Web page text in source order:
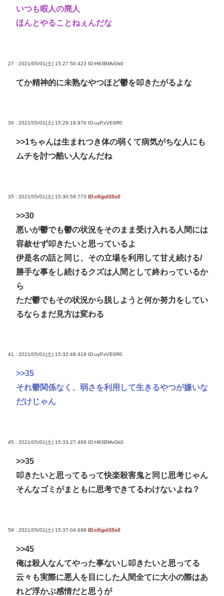
いつも暇人の廃人
ほんとやることねぇんだな
27 : 2021/05/01(土) 15:27:50.423 ID:H93BMvGk0
てか精神的に未熟なやつほど鬱を叩きたがるよな
30 : 2021/05/01(土) 15:29:18.876 ID:uyPzVE6R0
>>1ちゃんは生まれつき体の弱くて病気がちな人にも
ムチを討つ酷い人なんだね
35 : 2021/05/01(土) 15:30:59.773 ID:cKgol35x0
>>30
悪いが鬱でも鬱の状況をそのまま受け入れる人間には
容赦せず叩きたいと思っているよ
伊是名の話と同じ、その立場を利用して甘え続ける/
勝手な事をし続けるクズは人間として終わっているか
ら
ただ鬱でもその状況から脱しようと何か努力をしてい
るならまだ見方は変わる
41 : 2021/05/01(土) 15:32:48.419 ID:uyPzVE6R0
>>35
それ鬱関係なく、弱さを利用して生きるやつが嫌いな
だけじゃん
45 : 2021/05/01(土) 15:33:27.468 ID:H93BMvGk0
>>35
叩きたいと思ってるって快楽殺害鬼と同じ思考じゃん
そんなゴミがまともに思考できてるわけないよね？
59 : 2021/05/01(土) 15:37:04.698 ID:cKgol35x0
>>45
俺は殺人なんてやった事ないし叩きたいと思ってる
云々も実際に悪人を目にした人間全てに大小の際はあ
れど浮かぶ感情だと思うが